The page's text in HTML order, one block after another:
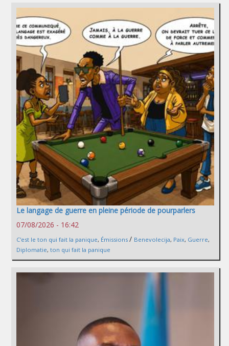
Le langage de guerre en pleine période de pourparlers
07/08/2026 - 16:42
C'est le ton qui fait la panique, Émissions / Benevolecija, Paix, Guerre,
Diplomatie, ton qui fait la panique